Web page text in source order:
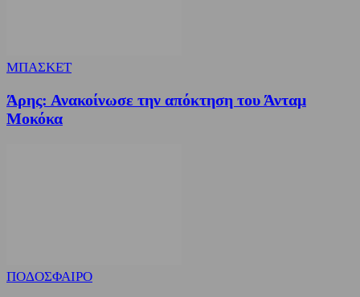
ΜΠΑΣΚΕΤ
Άρης: Ανακοίνωσε την απόκτηση του Άνταμ
Μοκόκα
ΠΟΔΟΣΦΑΙΡΟ